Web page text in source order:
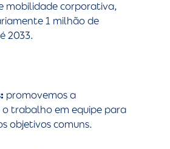
mobilidade corporativa,
1 milhão de
2033.
promovemos a
trabalho em equipe para
objetivos comuns.